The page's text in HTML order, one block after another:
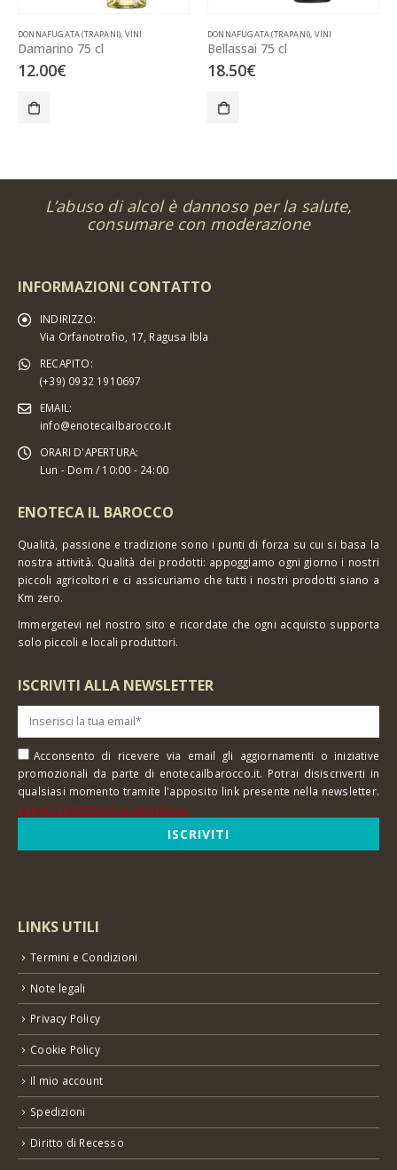
DONNAFUGATA (TRAPANI), VINI
Damarino 75 cl
12.00€
DONNAFUGATA (TRAPANI), VINI
Bellassai 75 cl
18.50€
L’abuso di alcol è dannoso per la salute,
consumare con moderazione
INFORMAZIONI CONTATTO
INDIRIZZO:
Via Orfanotrofio, 17, Ragusa Ibla
RECAPITO:
(+39) 0932 1910697
EMAIL:
info@enotecailbarocco.it
ORARI D'APERTURA:
Lun - Dom / 10:00 - 24:00
ENOTECA IL BAROCCO
Qualità, passione e tradizione sono i punti di forza su cui si basa la
nostra attività. Qualità dei prodotti: appoggiamo ogni giorno i nostri
piccoli agricoltori e ci assicuriamo che tutti i nostri prodotti siano a
Km zero.
Immergetevi nel nostro sito e ricordate che ogni acquisto supporta
solo piccoli e locali produttori.
ISCRIVITI ALLA NEWSLETTER
Acconsento di ricevere via email gli aggiornamenti o iniziative
promozionali da parte di enotecailbarocco.it. Potrai disiscriverti in
qualsiasi momento tramite l'apposito link presente nella newsletter.
Leggi l'informativa completa
LINKS UTILI
Termini e Condizioni
Note legali
Privacy Policy
Cookie Policy
Il mio account
Spedizioni
Diritto di Recesso